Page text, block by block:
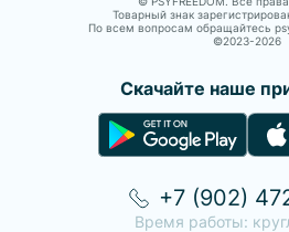
Товарный знак
По всем вопросам обращайтесь
©2023-2026
Скачайте наше
+7 (902)
Время работы: